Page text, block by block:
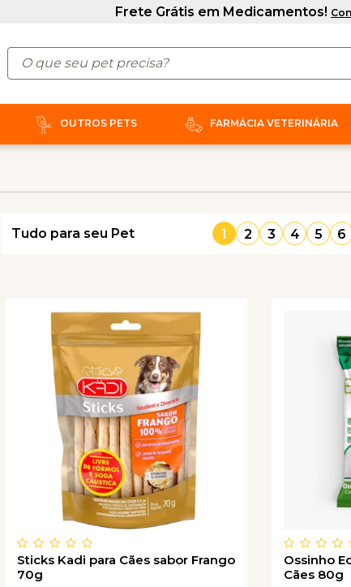
OUTROS PETS FARMÁCIA VETERINÁRIA
Tudo para seu Pet 1 2 3 4 5 6
Sticks Kadi para Cães sabor Frango
70g
Ossinho
Cães 80g